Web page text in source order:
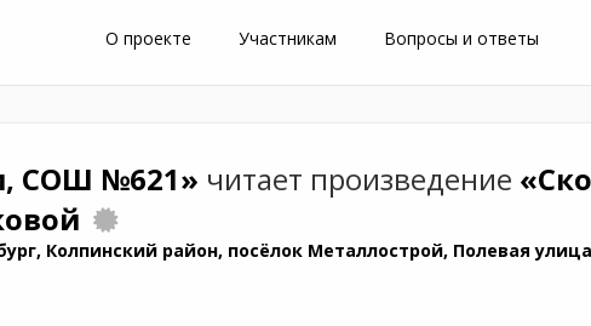
О проекте Участникам Вопросы и ответы
СОШ №621» читает произведение
Колпинский район, посёлок Металлострой, Полевая